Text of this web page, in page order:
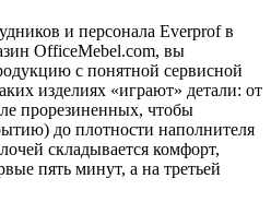
и персонала Everprof в
OfficeMebel.com, вы
с понятной сервисной
изделиях «играют» детали: от
прорезиненных, чтобы
до плотности наполнителя
складывается комфорт,
пять минут, а на третьей